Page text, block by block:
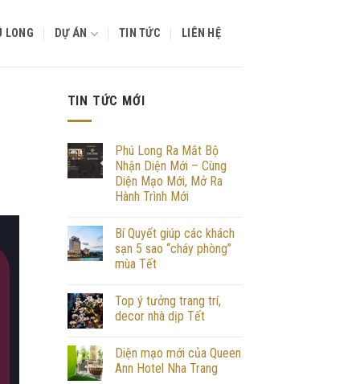
LONG DỰ ÁN TIN TỨC LIÊN HỆ
TIN TỨC MỚI
Phú Long Ra Mắt Bộ
Nhận Diện Mới – Cùng
Diện Mạo Mới, Mở Ra
Hành Trình Mới
Bí Quyết giúp các khách
sạn 5 sao “cháy phòng”
mùa Tết
Top ý tưởng trang trí,
decor nhà dịp Tết
Diện mạo mới của Queen
Ann Hotel Nha Trang